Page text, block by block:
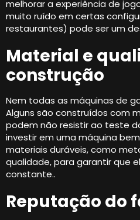
melhorar a experiência de
muito ruído em certas
restaurantes) pode ser um
Material e
construção
Nem todas as máquinas de
Alguns são construídos com
podem não resistir ao teste
investir em uma máquina
materiais duráveis, como
qualidade, para garantir que
constante..
Reputação do